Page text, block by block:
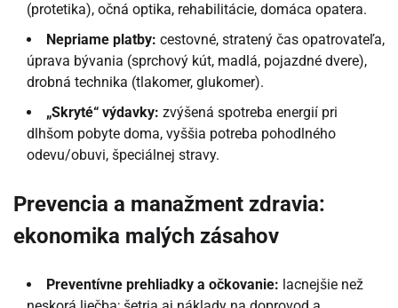
(protetika), očná optika, rehabilitácie, domáca opatera.
Nepriame platby: cestovné, stratený čas opatrovateľa,
úprava bývania (sprchový kút, madlá, pojazdné dvere),
drobná technika (tlakomer, glukomer).
„Skryté“ výdavky: zvýšená spotreba energií pri
dlhšom pobyte doma, vyššia potreba pohodlného
odevu/obuvi, špeciálnej stravy.
Prevencia a manažment zdravia:
ekonomika malých zásahov
Preventívne prehliadky a očkovanie: lacnejšie než